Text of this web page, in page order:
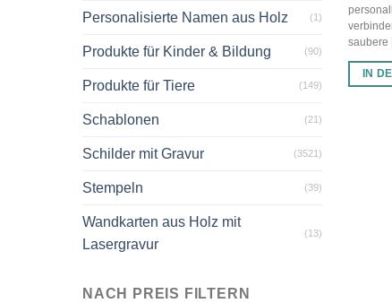
Personalisierte Namen aus Holz (1)
Produkte für Kinder & Bildung (90)
Produkte für Tiere (149)
Schablonen (21)
Schilder mit Gravur (3521)
Stempeln (39)
Wandkarten aus Holz mit
Lasergravur
(13)
NACH PREIS FILTERN
saubere
IN